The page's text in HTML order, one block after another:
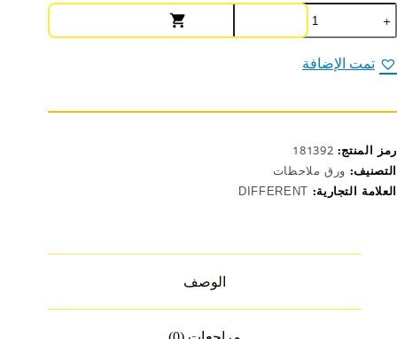
كمية
ورق
ملاحظات
مع
مسند
تمت الإضافة
رمز المنتج: 181392
التصنيف: ورق ملاحظات
العلامة التجارية: DIFFERENT
الوصف